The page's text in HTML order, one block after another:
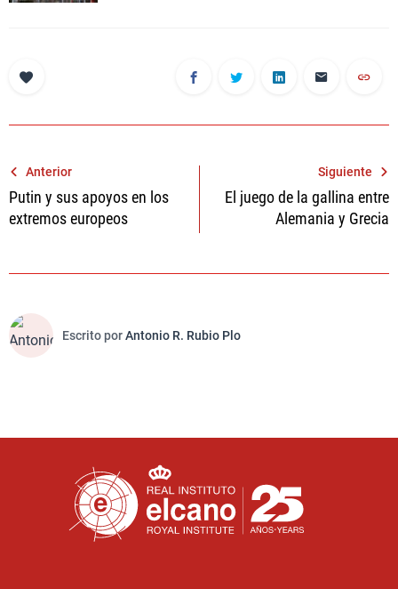
Navegación
de
entradas
Anterior
Putin y sus apoyos en los
extremos europeos
Siguiente
El juego de la gallina entre
Alemania y Grecia
Escrito porAntonio R. Rubio Plo